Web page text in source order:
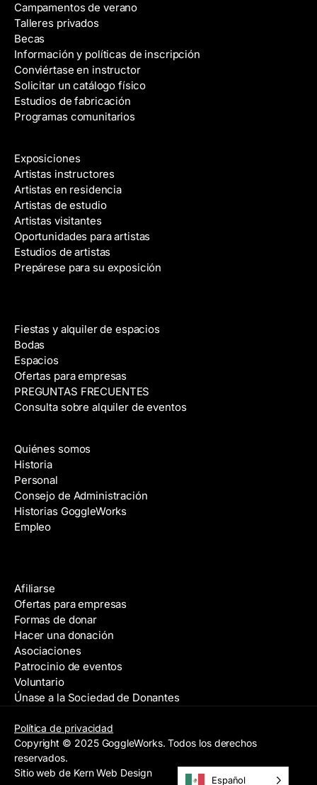
Campamentos de verano
Talleres privados
Becas
Información y políticas de inscripción
Conviértase en instructor
Solicitar un catálogo físico
Estudios de fabricación
Programas comunitarios
Exposiciones
Artistas instructores
Artistas en residencia
Artistas de estudio
Artistas visitantes
Oportunidades para artistas
Estudios de artistas
Prepárese para su exposición
Fiestas y alquiler de espacios
Bodas
Espacios
Ofertas para empresas
PREGUNTAS FRECUENTES
Consulta sobre alquiler de eventos
Quiénes somos
Historia
Personal
Consejo de Administración
Historias GoggleWorks
Empleo
Afiliarse
Ofertas para empresas
Formas de donar
Hacer una donación
Asociaciones
Patrocinio de eventos
Voluntario
Únase a la Sociedad de Donantes
Política de privacidad
Copyright © 2025 GoggleWorks. Todos los derechos
reservados.
Sitio web de Kern Web Design
Español